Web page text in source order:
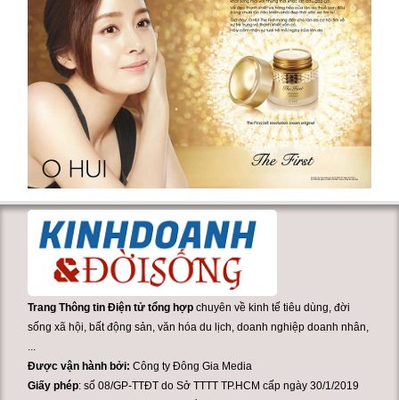
Trang Thông tin Điện tử tổng hợp chuyên về kinh tế tiêu dùng, đời
sống xã hội, bất động sản, văn hóa du lịch, doanh nghiệp doanh nhân,
...
Được vận hành bởi:Công ty Đông Gia Media
Giấy phép: số 08/GP-TTĐT do Sở TTTT TP.HCM cấp ngày 30/1/2019